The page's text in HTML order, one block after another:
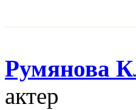
Румянова
актер